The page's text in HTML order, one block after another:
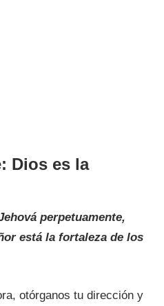
Dios es la
perpetuamente,
está la fortaleza de los
otórganos tu dirección y